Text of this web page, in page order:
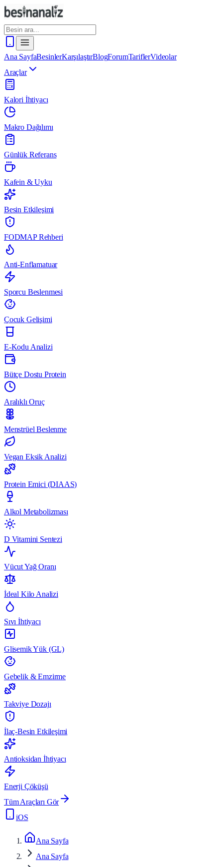
Ana SayfaBesinlerKarşılaştırBlogForumTariflerVideolar
Araçlar
Kalori İhtiyacı
Makro Dağılımı
Günlük Referans
Kafein & Uyku
Besin Etkileşimi
FODMAP Rehberi
Anti-Enflamatuar
Sporcu Beslenmesi
Çocuk Gelişimi
E-Kodu Analizi
Bütçe Dostu Protein
Aralıklı Oruç
Menstrüel Beslenme
Vegan Eksik Analizi
Protein Emici (DIAAS)
Alkol Metabolizması
D Vitamini Sentezi
Vücut Yağ Oranı
İdeal Kilo Analizi
Sıvı İhtiyacı
Glisemik Yük (GL)
Gebelik & Emzirme
Takviye Dozajı
İlaç-Besin Etkileşimi
Antioksidan İhtiyacı
Enerji Çöküşü
Tüm Araçları Gör
iOS
Ana Sayfa
Ana Sayfa